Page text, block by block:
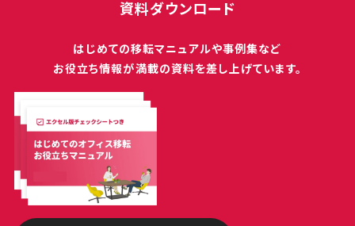
資料ダウンロード
はじめての移転マニュアルや事例集など
お役立ち情報が満載の資料を差し上げています。